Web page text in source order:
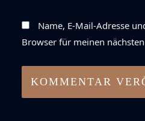
Name, E-Mail-Adresse
Browser für meinen